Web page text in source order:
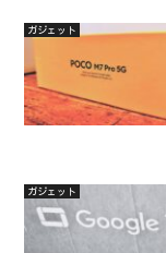
ガジェット
ガジェット